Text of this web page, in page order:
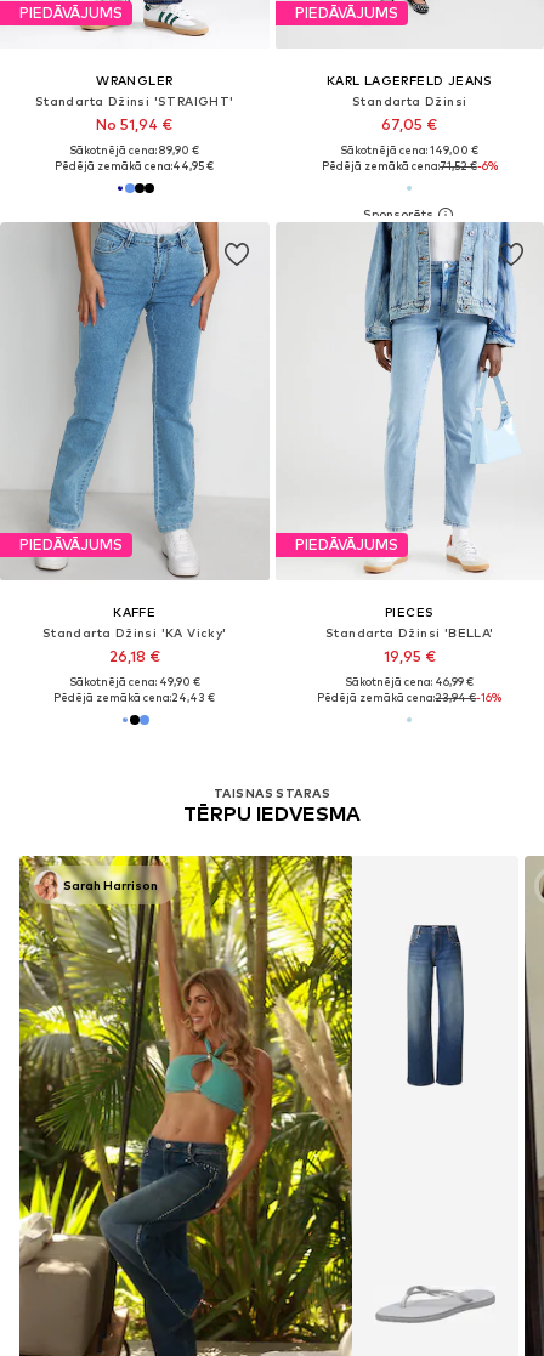
PIEDĀVĀJUMS
WRANGLER
Standarta Džinsi 'STRAIGHT'
No 51,94 €
Sākotnējā cena: 89,90 €
Pēdējā zemākā cena:44,95 €
PIEDĀVĀJUMS
KARL LAGERFELD JEANS
Standarta Džinsi
67,05 €
Sākotnējā cena: 149,00 €
Pēdējā zemākā cena:71,52 €-6%
PIEDĀVĀJUMS
KAFFE
Standarta Džinsi 'KA Vicky'
26,18 €
Sākotnējā cena: 49,90 €
Pēdējā zemākā cena:24,43 €
PIEDĀVĀJUMS
PIECES
Standarta Džinsi 'BELLA'
19,95 €
Sākotnējā cena: 46,99 €
Pēdējā zemākā cena:23,94 €-16%
TAISNAS STARAS
TĒRPU IEDVESMA
Sarah Harrison